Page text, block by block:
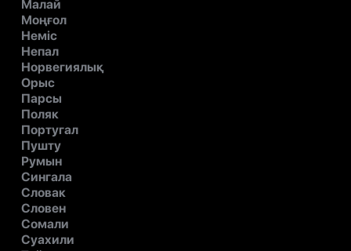
Малай
Моңғол
Неміс
Непал
Норвегиялық
Орыс
Парсы
Поляк
Португал
Пушту
Румын
Сингала
Словак
Словен
Сомали
Суахили